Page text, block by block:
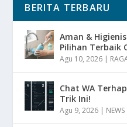
BERITA TERBARU
Aman &
Pilihan Terbaik
Agu 10, 2026 |
Chat WA
Trik Ini!
Agu 9, 2026 | NEWS